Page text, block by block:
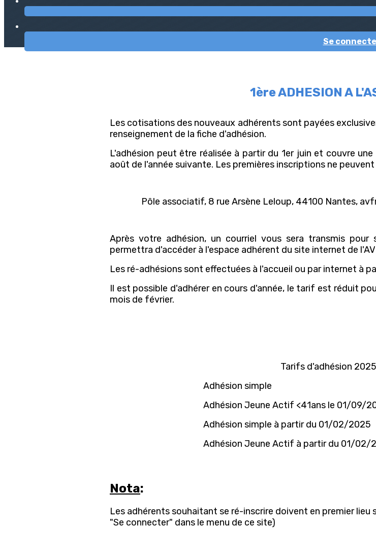
Se
1ère ADHESION A
Les cotisations des nouveaux adhérents sont payées
renseignement de la fiche d'adhésion.
L'adhésion peut être réalisée à partir du 1er juin et couvre
août de l'année suivante. Les premières inscriptions ne
Pôle associatif, 8 rue Arsène Leloup, 44100 Nantes,
Après votre adhésion, un courriel vous sera transmis
permettra d'accéder à l'espace adhérent du site internet de
Les ré-adhésions sont effectuées à l'accueil ou par internet à
Il est possible d'adhérer en cours d'année, le tarif est réduit
mois de février.
Tarifs d'adhésion
Adhésion simple
Adhésion Jeune Actif <41ans le 01/
Adhésion simple à partir du 01/02/
Adhésion Jeune Actif à partir du 01/
Nota:
Les adhérents souhaitant se ré-inscrire doivent en premier
"Se connecter" dans le menu de ce site)